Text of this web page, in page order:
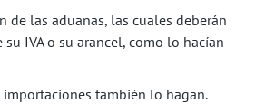
de las aduanas, las cuales deberán
IVA o su arancel, como lo hacían
importaciones también lo hagan.